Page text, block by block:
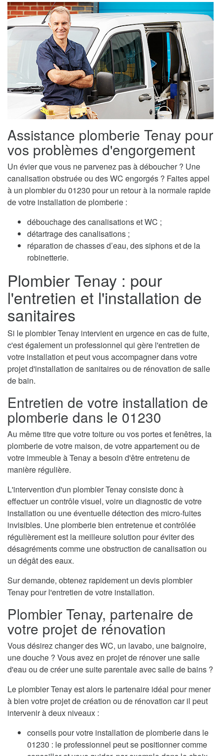
Assistance plomberie Tenay pour
vos problèmes d'engorgement
Un évier que vous ne parvenez pas à déboucher ? Une
canalisation obstruée ou des WC engorgés ? Faites appel
à un plombier du 01230 pour un retour à la normale rapide
de votre installation de plomberie :
débouchage des canalisations et WC ;
détartrage des canalisations ;
réparation de chasses d’eau, des siphons et de la
robinetterie.
Plombier Tenay : pour
l'entretien et l'installation de
sanitaires
Si le plombier Tenay intervient en urgence en cas de fuite,
c'est également un professionnel qui gère l'entretien de
votre installation et peut vous accompagner dans votre
projet d'installation de sanitaires ou de rénovation de salle
de bain.
Entretien de votre installation de
plomberie dans le 01230
Au même titre que votre toiture ou vos portes et fenêtres, la
plomberie de votre maison, de votre appartement ou de
votre immeuble à Tenay a besoin d'être entretenu de
manière régulière.
L'intervention d'un plombier Tenay consiste donc à
effectuer un contrôle visuel, voire un diagnostic de votre
installation ou une éventuelle détection des micro-fuites
invisibles. Une plomberie bien entretenue et contrôlée
régulièrement est la meilleure solution pour éviter des
désagréments comme une obstruction de canalisation ou
un dégât des eaux.
Sur demande, obtenez rapidement un devis plombier
Tenay pour l'entretien de votre installation.
Plombier Tenay, partenaire de
votre projet de rénovation
Vous désirez changer des WC, un lavabo, une baignoire,
une douche ? Vous avez en projet de rénover une salle
d'eau ou de créer une suite parentale avec salle de bains ?
Le plombier Tenay est alors le partenaire idéal pour mener
à bien votre projet de création ou de rénovation car il peut
intervenir à deux niveaux :
conseils pour votre installation de plomberie dans le
01230 : le professionnel peut se positionner comme